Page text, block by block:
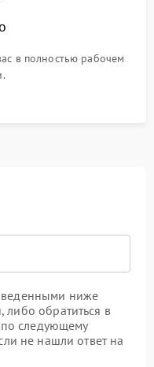
в полностью рабочем
ниже
обратиться в
следующему
не нашли ответ на